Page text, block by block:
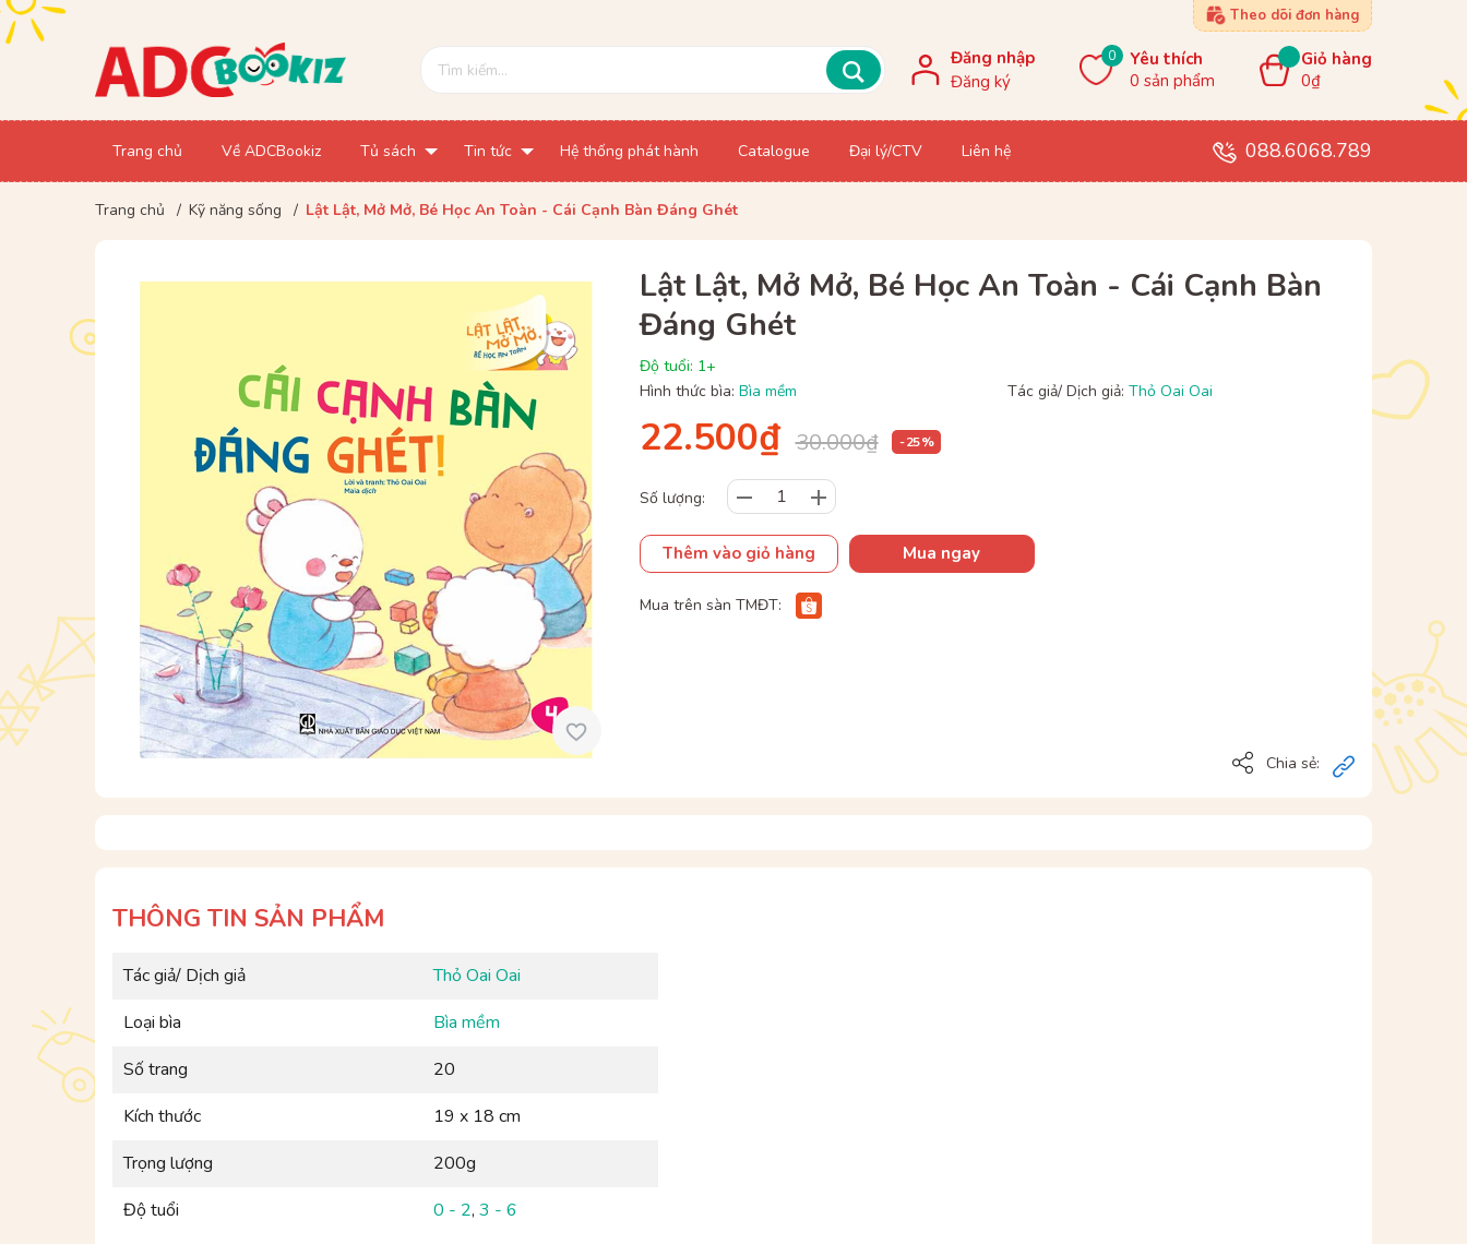
Theo dõi đơn hàng
Đăng nhập
Đăng ký
0
Yêu thích
0 sản phẩm
Giỏ hàng
0₫
Trang chủ Về ADCBookiz Tủ sách Tin tức Hệ thống phát hành Catalogue Đại lý/CTV Liên hệ 088.6068.789
Trang chủ / Kỹ năng sống / Lật Lật, Mở Mở, Bé Học An Toàn - Cái Cạnh Bàn Đáng Ghét
Lật Lật, Mở Mở, Bé Học An Toàn - Cái Cạnh Bàn
Đáng Ghét
Độ tuổi: 1+
Hình thức bìa: Bìa mềm Tác giả/ Dịch giả:Thỏ Oai Oai
22.500₫ 30.000₫ - 25 %
Số lượng:
Thêm vào giỏ hàng Mua ngay
Mua trên sàn TMĐT:
Chia sẻ:
THÔNG TIN SẢN PHẨM
Tác giả/ Dịch giả
Thỏ Oai Oai
Loại bìa
Bìa mềm
Số trang
20
Kích thước
19 x 18 cm
Trọng lượng
200g
Độ tuổi
0 - 2, 3 - 6